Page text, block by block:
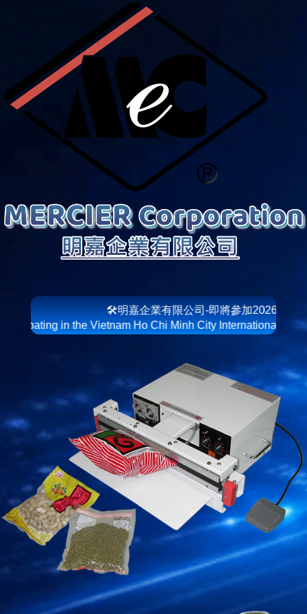
🛠明嘉企業有限公司-即將參加2026年9月16-9/19越南
Vietnam Ho Chi Minh City International Printing and